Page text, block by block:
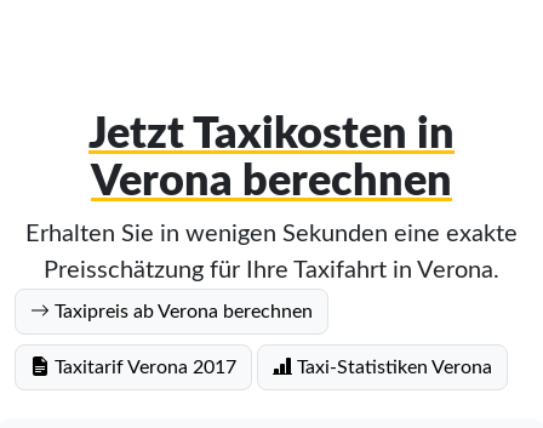
Jetzt Taxikosten in
Verona berechnen
Erhalten Sie in wenigen Sekunden eine exakte
Preisschätzung für Ihre Taxifahrt in Verona.
Taxipreis ab Verona berechnen
Taxitarif Verona 2017 Taxi-Statistiken Verona